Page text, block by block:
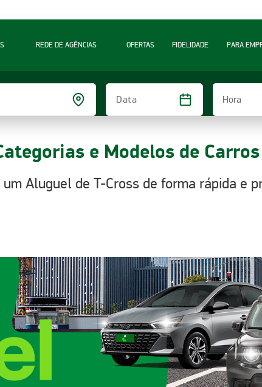
REDE DE AGÊNCIAS OFERTAS FIDELIDADE PARA
Data
Hora
e Modelos de Carros
Aluguel de T-Cross de forma rápida e